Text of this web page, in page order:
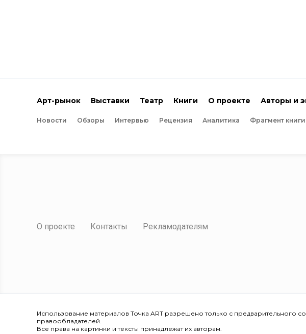
Арт-рынок Выставки Театр Книги О проекте Авторы и
Новости Обзоры Интервью Рецензия Аналитика Фрагмент книги
О проекте Контакты Рекламодателям
Использование материалов Точка ART разрешено только с предварительного
правообладателей.
Все права на картинки и тексты принадлежат их авторам.